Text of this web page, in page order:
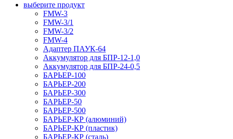
выберите продукт
FMW-3
FMW-3/1
FMW-3/2
FMW-4
Адаптер ПАУК-64
Аккумулятор для БПР-12-1,0
Аккумулятор для БПР-24-0,5
БАРЬЕР-100
БАРЬЕР-200
БАРЬЕР-300
БАРЬЕР-50
БАРЬЕР-500
БАРЬЕР-КР (алюминий)
БАРЬЕР-КР (пластик)
БАРЬЕР-КР (сталь)